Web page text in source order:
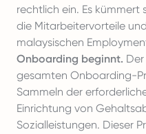
rechtlich ein. Es kümmert
die Mitarbeitervorteile
malaysischen
Onboarding beginnt.
gesamten Onboarding-
Sammeln der
Einrichtung von
Sozialleistungen. Dieser